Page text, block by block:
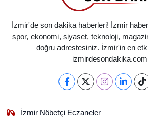
İzmir'de son dakika haberleri! İzmir
spor, ekonomi, siyaset, teknoloji,
doğru adrestesiniz. İzmir'in en
İzmir Nöbetçi Eczaneler